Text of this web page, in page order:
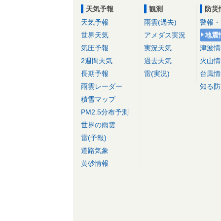
天気予報
天気予報
世界天気
気圧予報
2週間天気
長期予報
雨雲レーダー
積雪マップ
PM2.5分布予測
世界の雨雲
雷(予報)
道路気象
黄砂情報
観測
雨雲(過去)
アメダス実況
実況天気
過去天気
雷(実況)
防災
警報
地震
津波
火山
台風
知る